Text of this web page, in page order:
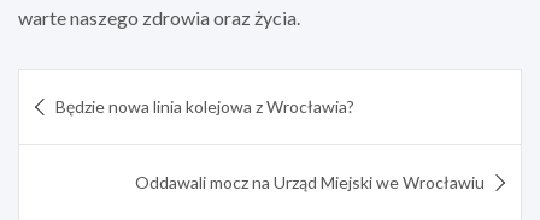
warte naszego zdrowia oraz życia.
wpisu
Będzie nowa linia kolejowa z Wrocławia?
Oddawali mocz na Urząd Miejski we Wrocławiu